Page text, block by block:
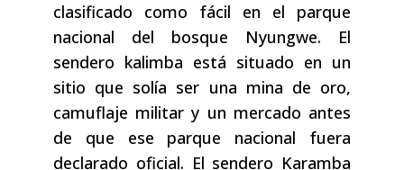
clasificado como fácil en el parque
nacional del bosque Nyungwe. El
sendero kalimba está situado en un
sitio que solía ser una mina de oro,
camuflaje militar y un mercado antes
de que ese parque nacional fuera
declarado oficial. El sendero Karamba